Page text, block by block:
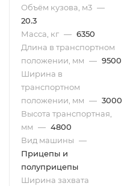
Объём кузова, м3 —
20.3
Масса, кг — 6350
Длина в транспортном
положении, мм — 9500
Ширина в
транспортном
положении, мм — 3000
Высота транспортная,
мм — 4800
Вид машины —
Прицепы и
полуприцепы
Ширина захвата